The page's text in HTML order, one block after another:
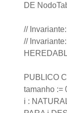
DE
//
//
PUBLICO
tamanho :=
i :